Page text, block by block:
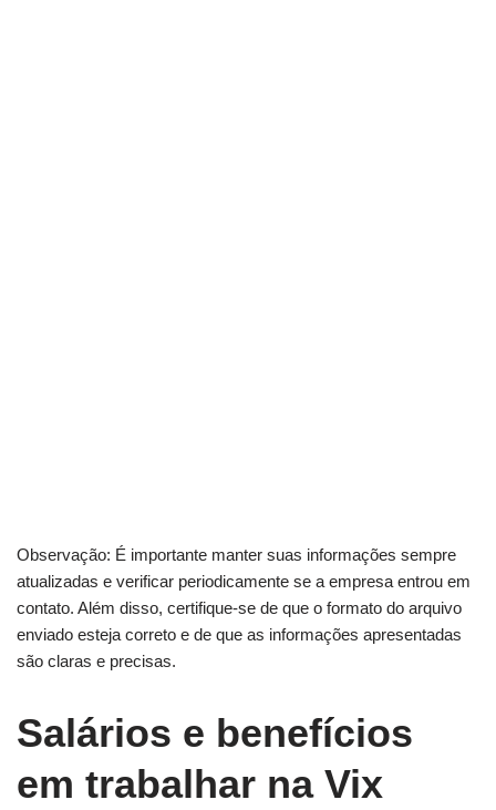
Observação: É importante manter suas informações sempre
atualizadas e verificar periodicamente se a empresa entrou em
contato. Além disso, certifique-se de que o formato do arquivo
enviado esteja correto e de que as informações apresentadas
são claras e precisas.
Salários e benefícios
em trabalhar na Vix